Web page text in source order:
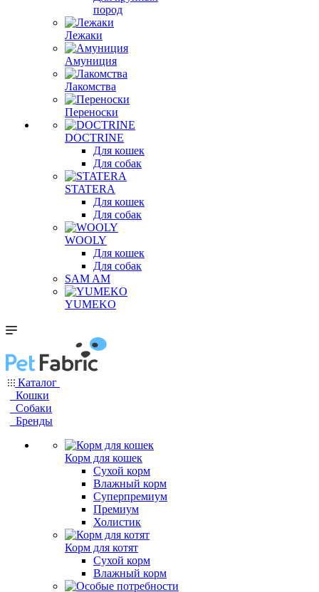
пород
Лежаки
Амуниция
Лакомства
Переноски
DOCTRINE
Для кошек
Для собак
STATERA
Для кошек
Для собак
WOOLY
Для кошек
Для собак
SAM AM
YUMEKO
Каталог
Кошки
Собаки
Бренды
Корм для кошек
Сухой корм
Влажный корм
Суперпремиум
Премиум
Холистик
Корм для котят
Сухой корм
Влажный корм